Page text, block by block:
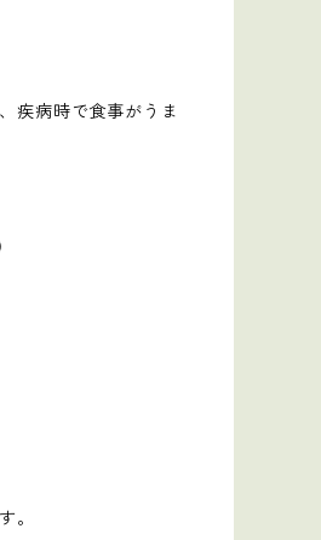
疾病時で食事がうま
。